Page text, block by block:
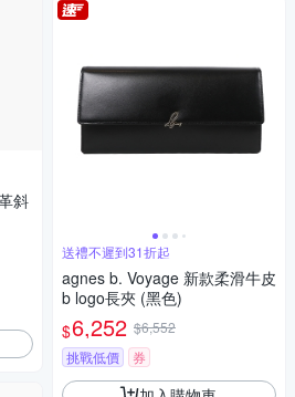
斜
送禮不遲到31折起
agnes b. Voyage 新款柔滑牛皮
b logo長夾 (黑色)
$6,252 $6,552
挑戰低價
券